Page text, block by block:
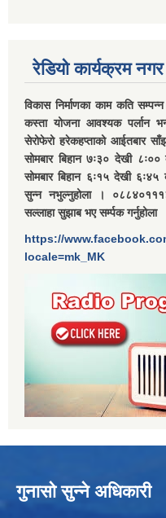
रेडियो कार्यक्रम
विकास निर्माणका काम कति
कस्ता योजना आवश्यक पर्लान
सेरोफेरो हरेकहप्ताको आईतबार
सोमबार बिहान ७ः३० देखी
सोमबार बिहान ६ः१५ देखी ६ः४५
सुन्न नभुल्नुहोला ।
सल्लाहा सुझाब भए सर्म्पक गर्नुहोला
https://
locale=mk_MK
गुनासो सुन्ने अधिकारी